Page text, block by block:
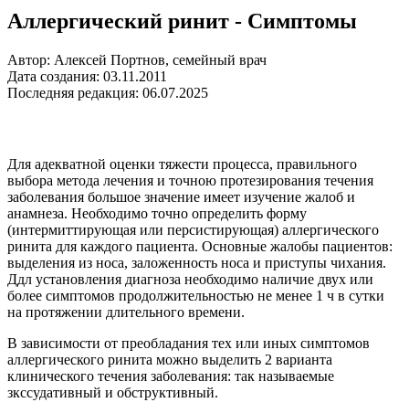
Аллергический ринит - Симптомы
Автор: Алексей Портнов, семейный врач
Дата создания: 03.11.2011
Последняя редакция: 06.07.2025
Для адекватной оценки тяжести процесса, правильного
выбора метода лечения и точною протезирования течения
заболевания большое значение имеет изучение жалоб и
анамнеза. Необходимо точно определить форму
(интермиттирующая или персистирующая) аллергического
ринита для каждого пациента. Основные жалобы пациентов:
выделения из носа, заложенность носа и приступы чихания.
Ддл установления диагноза необходимо наличие двух или
более симптомов продолжительностью не менее 1 ч в сутки
на протяжении длительного времени.
В зависимости от преобладания тех или иных симптомов
аллергического ринита можно выделить 2 варианта
клинического течения заболевания: так называемые
зкссудативный и обструктивный.